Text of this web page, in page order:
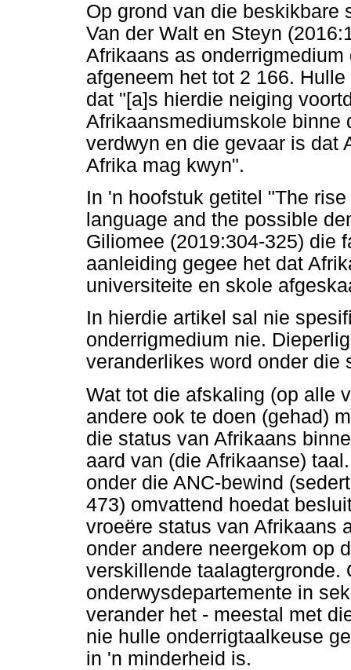
Op grond van die beskikbare
Van der Walt en Steyn
Afrikaans as
afgeneem het tot 2 166. Hulle
dat "[a]s hierdie neiging
Afrikaansmediumskole binne
verdwyn en die gevaar is dat
Afrika mag kwyn".
In 'n hoofstuk getitel "The
language and the possible
Giliomee (2019:304-325) die
aanleiding gegee het dat
universiteite en skole
In hierdie artikel sal nie
onderrigmedium nie.
veranderlikes word onder die
Wat tot die afskaling (op alle
andere ook te doen (gehad)
die status van Afrikaans
aard van (die Afrikaanse)
onder die ANC-bewind
473) omvattend hoedat
vroeëre status van Afrikaans
onder andere neergekom op
verskillende taalagtergronde.
onderwysdepartemente in
verander het - meestal met
nie hulle onderrigtaalkeuse
in 'n minderheid is.